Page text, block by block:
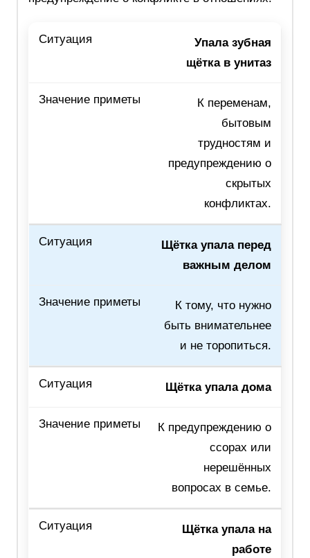
Упала зубная
щётка в унитаз
К переменам,
бытовым
трудностям и
предупреждению о
скрытых
конфликтах.
Щётка упала перед
важным делом
К тому, что нужно
быть внимательнее
и не торопиться.
Щётка упала дома
К предупреждению о
ссорах или
нерешённых
вопросах в семье.
Щётка упала на
работе